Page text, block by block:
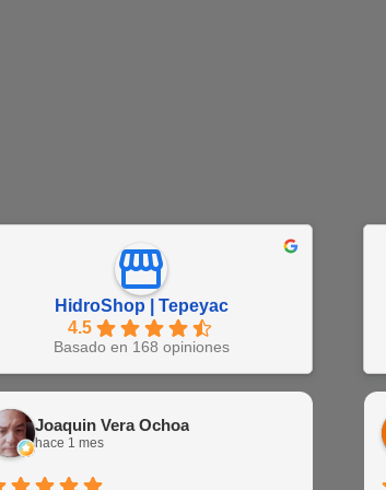
Juan Barajas
hace 1 semana
HidroShop | Tepeyac
4.5
Basado en 168 opiniones
Joaquin Vera Ochoa
hace 1 mes